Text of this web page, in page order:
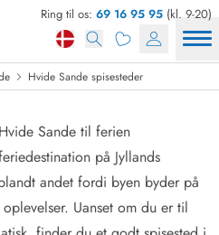
Ring til os: 69 16 95 95 (kl. 9-20)
Hvide Sande spisesteder
Sande til ferien
på Jyllands
andet fordi byen byder på
Uanset om du er til